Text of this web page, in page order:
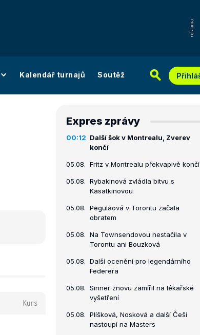
Kalendář turnajů Soutěž
Kurs
Expres zprávy
00:12 Další šok v Montrealu, Zverev
končí
05.08. Fritz v Montrealu překvapivě končí
05.08. Rybakinová zvládla bitvu s
Kasatkinovou
05.08. Pegulaová v Torontu začala
obratem
05.08. Na Townsendovou nestačila v
Torontu ani Bouzková
05.08. Další ocenění pro legendárního
Federera
05.08. Sinner znovu zamířil na lékařské
vyšetření
05.08. Plíšková, Nosková a další Češi
nastoupí na Masters